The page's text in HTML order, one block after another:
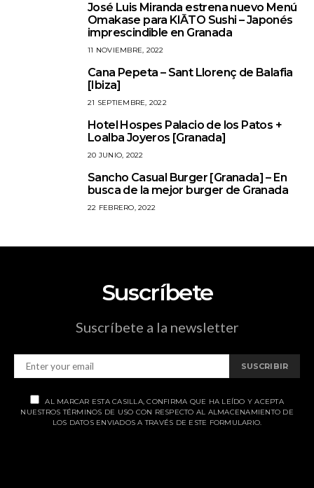
José Luis Miranda estrena nuevo Menú
Omakase para KIĀTO Sushi – Japonés
imprescindible en Granada
11 NOVIEMBRE, 2022
Cana Pepeta – Sant Llorenç de Balafia
[Ibiza]
21 SEPTIEMBRE, 2022
Hotel Hospes Palacio de los Patos +
Loalba Joyeros [Granada]
20 JUNIO, 2022
Sancho Casual Burger [Granada] – En
busca de la mejor burger de Granada
22 FEBRERO, 2022
Suscríbete
Suscríbete a la newsletter
SUSCRIBIR
AL MARCAR ESTA CASILLA, CONFIRMA QUE HA LEÍDO Y ACEPTA
NUESTROS TÉRMINOS DE USO CON RESPECTO AL ALMACENAMIENTO DE
LOS DATOS ENVIADOS A TRAVÉS DE ESTE FORMULARIO.